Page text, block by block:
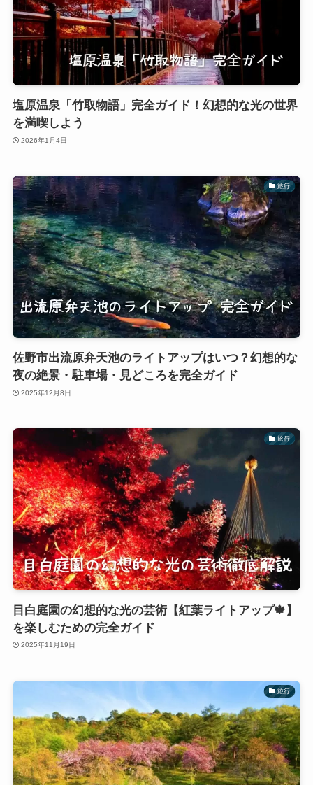
塩原温泉「竹取物語」完全ガイド！幻想的な光の世界
を満喫しよう
2026年1月4日
旅行
佐野市出流原弁天池のライトアップはいつ？幻想的な
夜の絶景・駐車場・見どころを完全ガイド
2025年12月8日
旅行
目白庭園の幻想的な光の芸術【紅葉ライトアップ🍁】
を楽しむための完全ガイド
2025年11月19日
旅行